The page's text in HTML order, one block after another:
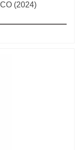
(2024)